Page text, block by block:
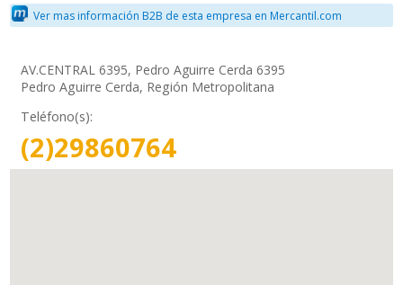
Ver mas información B2B de esta empresa en Mercantil.com
AV.CENTRAL 6395, Pedro Aguirre Cerda 6395
Pedro Aguirre Cerda, Región Metropolitana
Teléfono(s):
(2)29860764